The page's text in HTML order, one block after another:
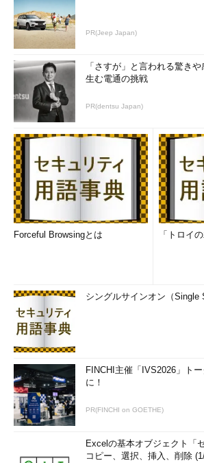
PR(Jeep Japan)
「さすが」と言われる驚き
生む電通の挑戦
PR(dentsu Japan)
Forceful Browsingとは 「トロイ
シングルサインオン（Single
FINCHI主催「IVS2026」ト
に！
PR(FINCHI on GOETHE)
Excelの基本オブジェクト「
コピー、選択、挿入、削除